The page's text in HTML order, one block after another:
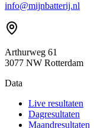
info@mijnbatterij.nl
Arthurweg 61
3077 NW Rotterdam
Data
Live resultaten
Dagresultaten
Maandresultaten